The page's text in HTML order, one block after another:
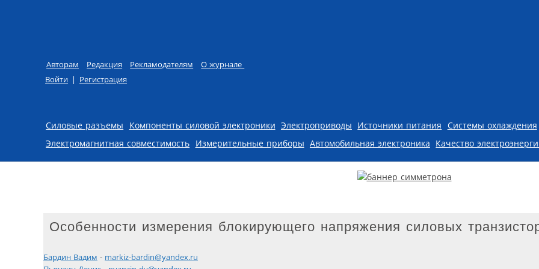
Авторам Редакция Рекламодателям
О журнале
Войти | Регистрация
Skip to content
Силовые разъемы Компоненты силовой электроники Электроприводы Источники питания Системы охлаждения
Электромагнитная совместимость Измерительные приборы Автомобильная электроника Качество
Особенности измерения блокирующего напряжения силовых
Бардин Вадим - markiz-bardin@yandex.ru